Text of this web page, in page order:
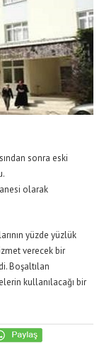
sonra eski
olarak
yüzde yüzlük
verecek bir
Boşaltılan
kullanılacağı bir